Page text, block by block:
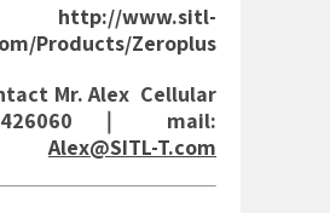
http://www.sitl-
Products/Zeroplus
Mr. Alex Cellular
7426060 ｜ mail:
Alex@SITL-T.com